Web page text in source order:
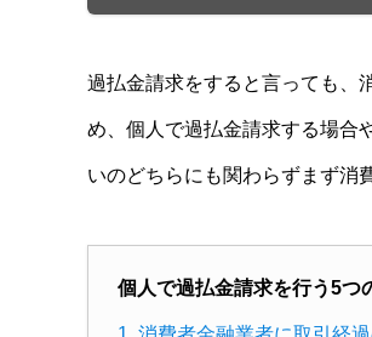
過払金請求をすると言っても、
め、個人で過払金請求する場合
いのどちらにも関わらずまず消
個人で過払金請求を行う5つ